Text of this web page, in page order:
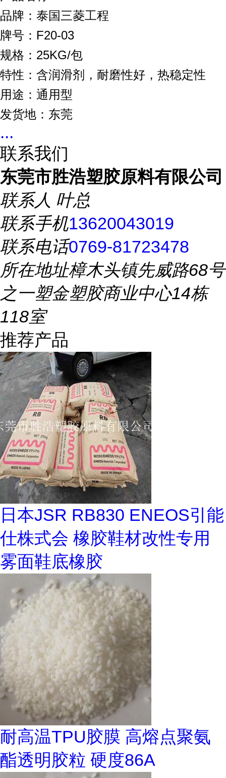
品牌：泰国三菱工程
牌号：F20-03
规格：25KG/包
特性：含润滑剂，耐磨性好，热稳定性
用途：通用型
发货地：东莞
...
联系我们
东莞市胜浩塑胶原料有限公司
联系人 叶总
联系手机13620043019
联系电话0769-81723478
所在地址樟木头镇先威路68号
之一塑金塑胶商业中心14栋
118室
推荐产品
日本JSR RB830 ENEOS引能
仕株式会 橡胶鞋材改性专用
雾面鞋底橡胶
耐高温TPU胶膜 高熔点聚氨
酯透明胶粒 硬度86A